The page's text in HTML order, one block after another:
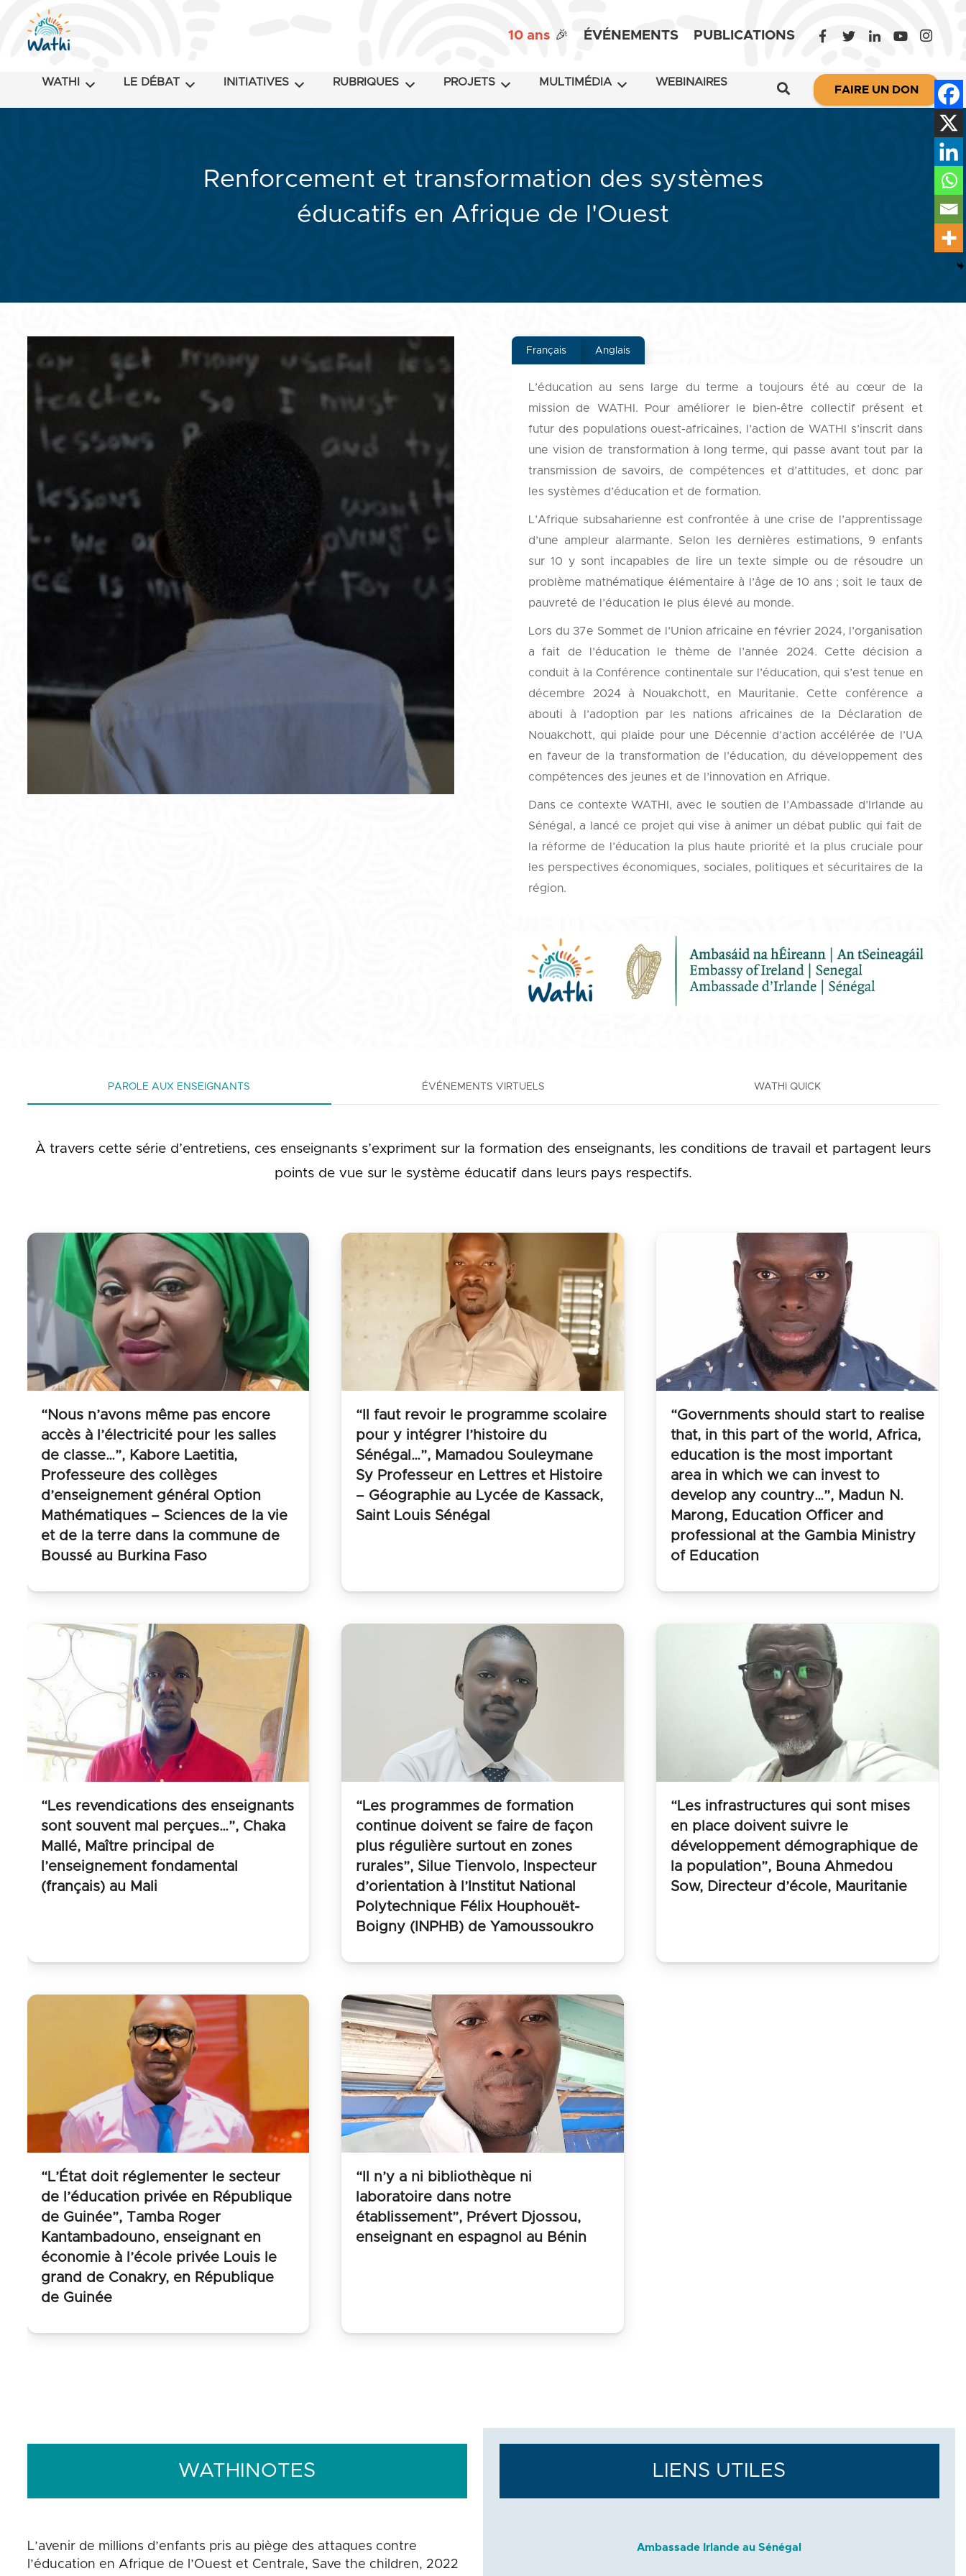
10 ans 🎉 ÉVÉNEMENTS PUBLICATIONS
WATHI LE DÉBAT INITIATIVES RUBRIQUES PROJETS MULTIMÉDIA WEBINAIRES
FAIRE UN DON
Renforcement et transformation des systèmes
éducatifs en Afrique de l'Ouest
Français Anglais
L’éducation au sens large du terme a toujours été au cœur de la
mission de WATHI. Pour améliorer le bien-être collectif présent et
futur des populations ouest-africaines, l’action de WATHI s’inscrit dans
une vision de transformation à long terme, qui passe avant tout par la
transmission de savoirs, de compétences et d’attitudes, et donc par
les systèmes d’éducation et de formation.
L’Afrique subsaharienne est confrontée à une crise de l’apprentissage
d’une ampleur alarmante. Selon les dernières estimations, 9 enfants
sur 10 y sont incapables de lire un texte simple ou de résoudre un
problème mathématique élémentaire à l’âge de 10 ans ; soit le taux de
pauvreté de l’éducation le plus élevé au monde.
Lors du 37e Sommet de l’Union africaine en février 2024, l’organisation
a fait de l’éducation le thème de l’année 2024. Cette décision a
conduit à la Conférence continentale sur l’éducation, qui s’est tenue en
décembre 2024 à Nouakchott, en Mauritanie. Cette conférence a
abouti à l’adoption par les nations africaines de la Déclaration de
Nouakchott, qui plaide pour une Décennie d’action accélérée de l’UA
en faveur de la transformation de l’éducation, du développement des
compétences des jeunes et de l’innovation en Afrique.
Dans ce contexte WATHI, avec le soutien de l’Ambassade d’Irlande au
Sénégal, a lancé ce projet qui vise à animer un débat public qui fait de
la réforme de l’éducation la plus haute priorité et la plus cruciale pour
les perspectives économiques, sociales, politiques et sécuritaires de la
région.
PAROLE AUX ENSEIGNANTS ÉVÉNEMENTS VIRTUELS WATHI QUICK
À travers cette série d’entretiens, ces enseignants s’expriment sur la formation des enseignants, les conditions de travail et partagent leurs
points de vue sur le système éducatif dans leurs pays respectifs.
“Nous n’avons même pas encore
accès à l’électricité pour les salles
de classe…”, Kabore Laetitia,
Professeure des collèges
d’enseignement général Option
Mathématiques – Sciences de la vie
et de la terre dans la commune de
Boussé au Burkina Faso
“Il faut revoir le programme scolaire
pour y intégrer l’histoire du
Sénégal…”, Mamadou Souleymane
Sy Professeur en Lettres et Histoire
– Géographie au Lycée de Kassack,
Saint Louis Sénégal
“Governments should start to realise
that, in this part of the world, Africa,
education is the most important
area in which we can invest to
develop any country…”, Madun N.
Marong, Education Officer and
professional at the Gambia Ministry
of Education
“Les revendications des enseignants
sont souvent mal perçues…”, Chaka
Mallé, Maître principal de
l’enseignement fondamental
(français) au Mali
“Les programmes de formation
continue doivent se faire de façon
plus régulière surtout en zones
rurales”, Silue Tienvolo, Inspecteur
d’orientation à l’Institut National
Polytechnique Félix Houphouët-
Boigny (INPHB) de Yamoussoukro
“Les infrastructures qui sont mises
en place doivent suivre le
développement démographique de
la population”, Bouna Ahmedou
Sow, Directeur d’école, Mauritanie
“L’État doit réglementer le secteur
de l’éducation privée en République
de Guinée”, Tamba Roger
Kantambadouno, enseignant en
économie à l’école privée Louis le
grand de Conakry, en République
de Guinée
“Il n’y a ni bibliothèque ni
laboratoire dans notre
établissement”, Prévert Djossou,
enseignant en espagnol au Bénin
WATHINOTES
L’avenir de millions d’enfants pris au piège des attaques contre
l’éducation en Afrique de l’Ouest et Centrale, Save the children, 2022
LIENS UTILES
Ambassade Irlande au Sénégal